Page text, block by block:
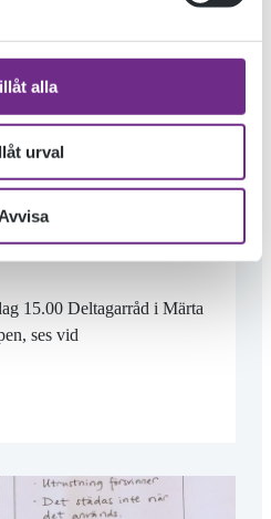
alla
urval
15.00 Deltagarråd i Märta
ses vid